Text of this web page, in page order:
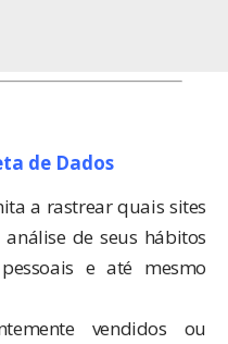
de Dados
a rastrear quais sites
de seus hábitos
e até mesmo
vendidos ou